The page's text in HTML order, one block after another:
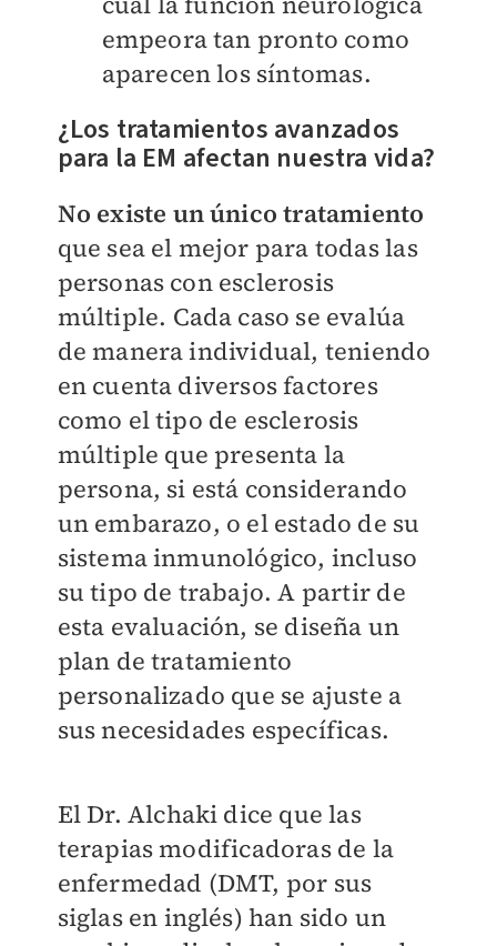
empeora tan pronto como
aparecen los síntomas.
¿Los tratamientos avanzados
para la EM afectan nuestra vida?
No existe un único tratamiento
que sea el mejor para todas las
personas con esclerosis
múltiple. Cada caso se evalúa
de manera individual, teniendo
en cuenta diversos factores
como el tipo de esclerosis
múltiple que presenta la
persona, si está considerando
un embarazo, o el estado de su
sistema inmunológico, incluso
su tipo de trabajo. A partir de
esta evaluación, se diseña un
plan de tratamiento
personalizado que se ajuste a
sus necesidades específicas.
El Dr. Alchaki dice que las
terapias modificadoras de la
enfermedad (DMT, por sus
siglas en inglés) han sido un